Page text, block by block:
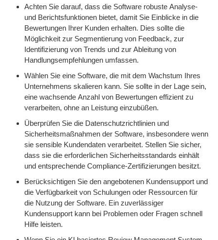
Achten Sie darauf, dass die Software robuste Analyse-
und Berichtsfunktionen bietet, damit Sie Einblicke in die
Bewertungen Ihrer Kunden erhalten. Dies sollte die
Möglichkeit zur Segmentierung von Feedback, zur
Identifizierung von Trends und zur Ableitung von
Handlungsempfehlungen umfassen.
Wählen Sie eine Software, die mit dem Wachstum Ihres
Unternehmens skalieren kann. Sie sollte in der Lage sein,
eine wachsende Anzahl von Bewertungen effizient zu
verarbeiten, ohne an Leistung einzubüßen.
Überprüfen Sie die Datenschutzrichtlinien und
Sicherheitsmaßnahmen der Software, insbesondere wenn
sie sensible Kundendaten verarbeitet. Stellen Sie sicher,
dass sie die erforderlichen Sicherheitsstandards einhält
und entsprechende Compliance-Zertifizierungen besitzt.
Berücksichtigen Sie den angebotenen Kundensupport und
die Verfügbarkeit von Schulungen oder Ressourcen für
die Nutzung der Software. Ein zuverlässiger
Kundensupport kann bei Problemen oder Fragen schnell
Hilfe leisten.